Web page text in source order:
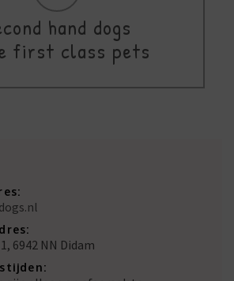
hand dogs
first class pets
6942 NN Didam